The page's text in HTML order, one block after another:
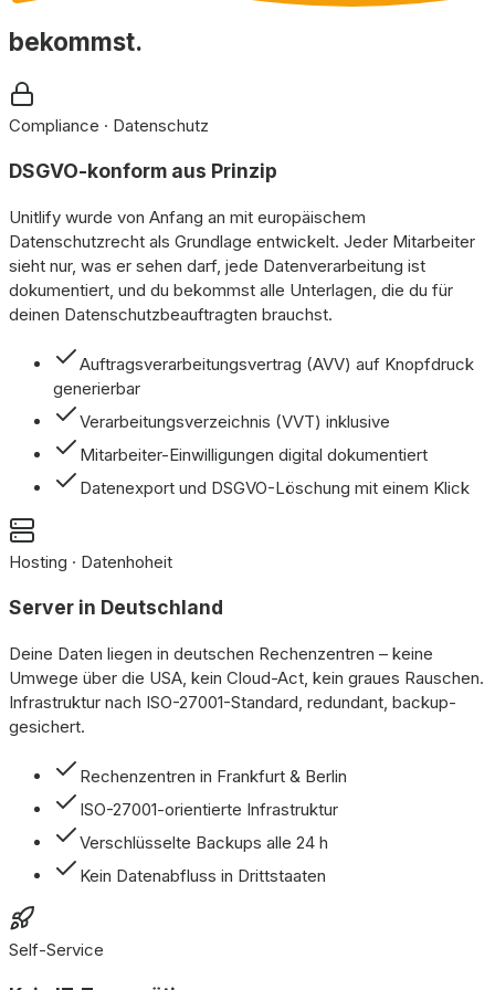
bekommst.
Compliance · Datenschutz
DSGVO-konform aus Prinzip
Unitlify wurde von Anfang an mit europäischem
Datenschutzrecht als Grundlage entwickelt. Jeder Mitarbeiter
sieht nur, was er sehen darf, jede Datenverarbeitung ist
dokumentiert, und du bekommst alle Unterlagen, die du für
deinen Datenschutzbeauftragten brauchst.
Auftragsverarbeitungsvertrag (AVV) auf Knopfdruck
generierbar
Verarbeitungsverzeichnis (VVT) inklusive
Mitarbeiter-Einwilligungen digital dokumentiert
Datenexport und DSGVO-Löschung mit einem Klick
Hosting · Datenhoheit
Server in Deutschland
Deine Daten liegen in deutschen Rechenzentren – keine
Umwege über die USA, kein Cloud-Act, kein graues Rauschen.
Infrastruktur nach ISO-27001-Standard, redundant, backup-
gesichert.
Rechenzentren in Frankfurt & Berlin
ISO-27001-orientierte Infrastruktur
Verschlüsselte Backups alle 24 h
Kein Datenabfluss in Drittstaaten
Self-Service